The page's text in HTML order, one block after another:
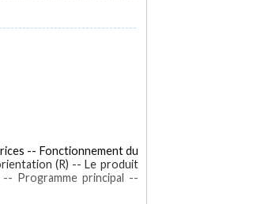
-- Fonctionnement du
(R) -- Le produit
Programme principal --